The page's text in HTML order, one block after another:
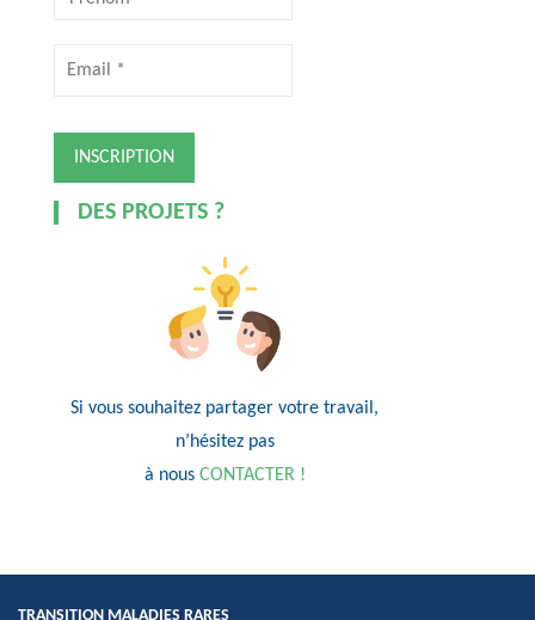
DES PROJETS ?
Si vous souhaitez partager votre travail,
n’hésitez pas
à nous CONTACTER !
TRANSITION MALADIES RARES